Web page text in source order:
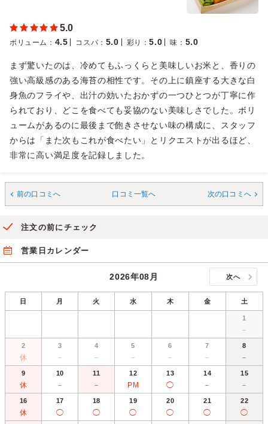
5.0
ボリューム ： 4.5 コスパ ： 5.0 彩り ：5.0 味 ： 5.0
まず驚いたのは、冷めてもふっくらと美味しいお米と、香りの
強い高級感のある海苔の相性です。その上に鎮座する大きな白
身魚のフライや、出汁の効いたおかずの一つひとつが丁寧に作
られており、どこを食べても妥協のない美味しさでした。ボリ
ュームがあるのに最後まで飽きさせない味の構成に、スタッフ
からは「また次もこれが食べたい」とリクエストが出るほど、
非常に高い満足度を記録しました。
前の口コミへ 口コミ一覧へ 次の口コミへ
注文の前にチェック
営業日カレンダー
2026年08月 次へ
日 月 火 水 木 金 土
1
－
2
休
3
－
4
－
5
－
6
－
7
－
8
－
9
休
10
－
11
－
12
PM
13
◯
14
－
15
－
16
休
17
◯
18
◯
19
◯
20
◯
21
◯
22
◯